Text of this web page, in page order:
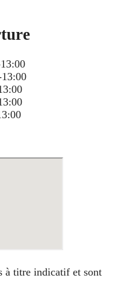
à titre indicatif et sont